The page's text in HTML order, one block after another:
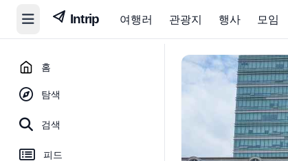
여행러 관광지 행사 모임
홈
탐색
검색
피드